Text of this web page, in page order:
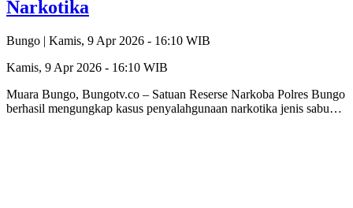
Narkotika
Bungo | Kamis, 9 Apr 2026 - 16:10 WIB
Kamis, 9 Apr 2026 - 16:10 WIB
Muara Bungo, Bungotv.co – Satuan Reserse Narkoba Polres Bungo
berhasil mengungkap kasus penyalahgunaan narkotika jenis sabu…